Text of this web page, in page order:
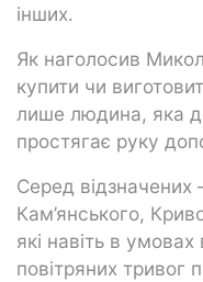
інших.
Як наголосив
купити чи
лише людина, яка
простягає руку
Серед відзначених
Кам’янського,
які навіть в умовах
повітряних